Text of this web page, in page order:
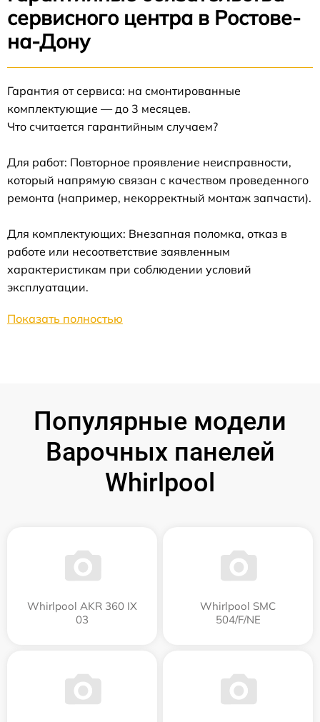
сервисного центра в Ростове-
на-Дону
Гарантия от сервиса: на смонтированные
комплектующие — до 3 месяцев.
Что считается гарантийным случаем?
Для работ: Повторное проявление неисправности,
который напрямую связан с качеством проведенного
ремонта (например, некорректный монтаж запчасти).
Для комплектующих: Внезапная поломка, отказ в
работе или несоответствие заявленным
характеристикам при соблюдении условий
эксплуатации.
Показать полностью
Популярные модели
Варочных панелей
Whirlpool
Whirlpool AKR 360 IX
03
Whirlpool SMC
504/F/NE